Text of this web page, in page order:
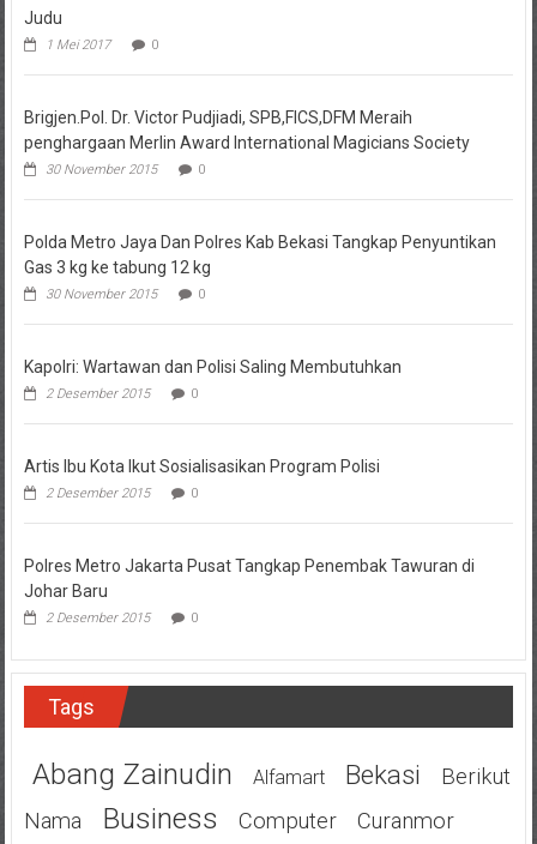
Judu
1 Mei 2017 0
Brigjen.Pol. Dr. Victor Pudjiadi, SPB,FICS,DFM Meraih
penghargaan Merlin Award International Magicians Society
30 November 2015 0
Polda Metro Jaya Dan Polres Kab Bekasi Tangkap Penyuntikan
Gas 3 kg ke tabung 12 kg
30 November 2015 0
Kapolri: Wartawan dan Polisi Saling Membutuhkan
2 Desember 2015 0
Artis Ibu Kota Ikut Sosialisasikan Program Polisi
2 Desember 2015 0
Polres Metro Jakarta Pusat Tangkap Penembak Tawuran di
Johar Baru
2 Desember 2015 0
Tags
Abang Zainudin Alfamart Bekasi
Berikut
Nama
Business Computer Curanmor